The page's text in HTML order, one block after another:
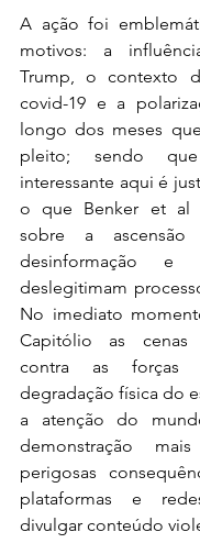
A ação foi
motivos: a
Trump, o contexto
covid-19 e a
longo dos meses
pleito; sendo
interessante aqui é
o que Benker et al
sobre a
desinformação e
deslegitimam
No imediato
Capitólio as cenas
contra as
degradação física do
a atenção do
demonstração
perigosas
plataformas e
divulgar conteúdo